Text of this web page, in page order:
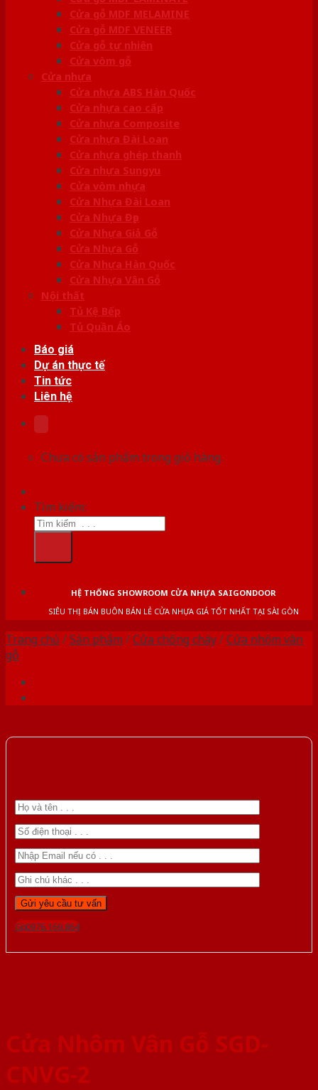
Cửa gỗ MDF MELAMINE
Cửa gỗ MDF VENEER
Cửa gỗ tự nhiên
Cửa vòm gỗ
Cửa nhựa
Cửa nhựa ABS Hàn Quốc
Cửa nhựa cao cấp
Cửa nhựa Composite
Cửa nhựa Đài Loan
Cửa nhựa ghép thanh
Cửa nhựa Sungyu
Cửa vòm nhựa
Cửa Nhựa Đài Loan
Cửa Nhựa Đẹp
Cửa Nhựa Giả Gỗ
Cửa Nhựa Gỗ
Cửa Nhựa Hàn Quốc
Cửa Nhựa Vân Gỗ
Nội thất
Tủ Kệ Bếp
Tủ Quần Áo
Báo giá
Dự án thực tế
Tin tức
Liên hệ
Chưa có sản phẩm trong giỏ hàng.
Tìm kiếm:
HỆ THỐNG SHOWROOM CỬA NHỰA SAIGONDOOR
SIÊU THỊ BÁN BUÔN BÁN LẺ CỬA NHỰA GIÁ TỐT NHẤT TẠI SÀI GÒN
Trang chủ /Sản phẩm /Cửa chống cháy/Cửa nhôm vân
gỗ
Gọi 0976.169.864
Cửa Nhôm Vân Gỗ SGD-
CNVG-2